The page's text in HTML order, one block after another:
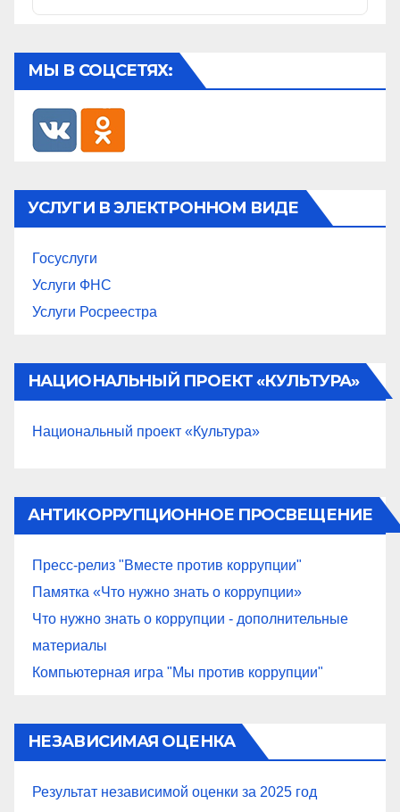
МЫ В СОЦСЕТЯХ:
УСЛУГИ В ЭЛЕКТРОННОМ ВИДЕ
Госуслуги
Услуги ФНС
Услуги Росреестра
НАЦИОНАЛЬНЫЙ ПРОЕКТ «КУЛЬТУРА»
Национальный проект «Культура»
АНТИКОРРУПЦИОННОЕ ПРОСВЕЩЕНИЕ
Пресс-релиз "Вместе против коррупции"
Памятка «Что нужно знать о коррупции»
Что нужно знать о коррупции - дополнительные
материалы
Компьютерная игра "Мы против коррупции"
НЕЗАВИСИМАЯ ОЦЕНКА
Результат независимой оценки за 2025 год